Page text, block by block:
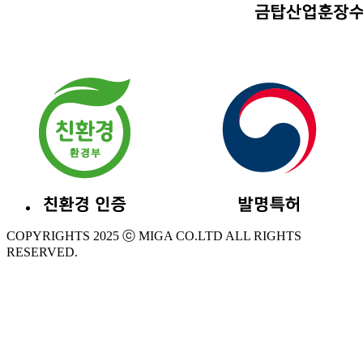
COPYRIGHTS 2025 ⓒ MIGA CO.LTD ALL RIGHTS
RESERVED.